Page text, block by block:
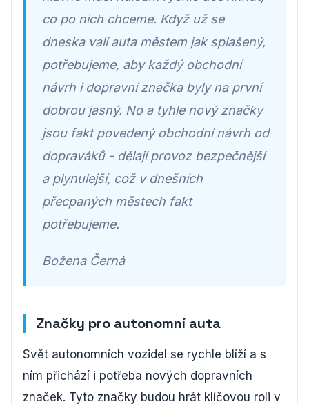
co po nich chceme. Když už se
dneska valí auta městem jak splašený,
potřebujeme, aby každý obchodní
návrh i dopravní značka byly na první
dobrou jasný. No a tyhle nový značky
jsou fakt povedený obchodní návrh od
dopraváků - dělají provoz bezpečnější
a plynulejší, což v dnešních
přecpaných městech fakt
potřebujeme.
Božena Černá
Značky pro autonomní auta
Svět autonomních vozidel se rychle blíží a s
ním přichází i potřeba nových dopravních
značek. Tyto značky budou hrát klíčovou roli v